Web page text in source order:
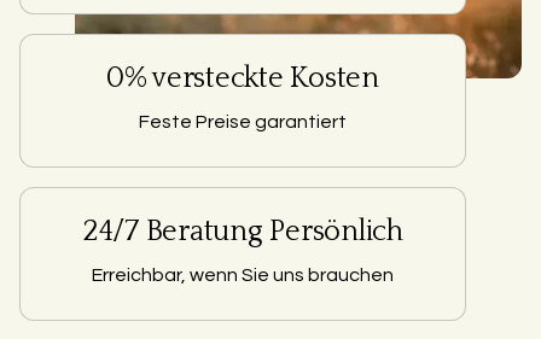
0% versteckte Kosten
Feste Preise garantiert
24/7 Beratung Persönlich
Erreichbar, wenn Sie uns brauchen